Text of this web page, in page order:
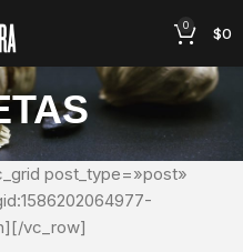
0 $0
post_type=»post»
vc_row]